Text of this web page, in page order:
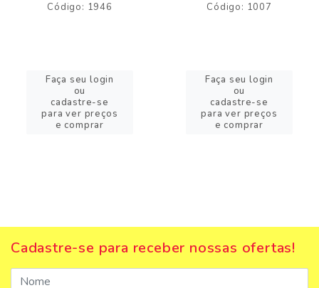
Código: 1946
Faça seu login
ou
cadastre-se
para ver preços
e comprar
Código: 1007
Faça seu login
ou
cadastre-se
para ver preços
e comprar
Cadastre-se para receber nossas ofertas!